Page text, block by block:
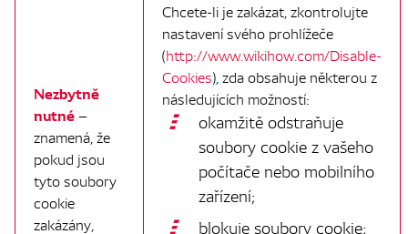
Nezbytně
nutné –
znamená, že
pokud jsou
tyto soubory
cookie
zakázány,
Chcete-li je zakázat, zkontrolujte
nastavení svého prohlížeče
(http://www.wikihow.com/Disable-
Cookies), zda obsahuje některou z
následujících možností:
okamžitě odstraňuje
soubory cookie z vašeho
počítače nebo mobilního
zařízení;
blokuje soubory cookie;